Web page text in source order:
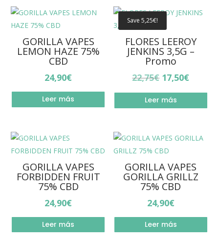
GORILLA VAPES
LEMON HAZE 75%
CBD
24,90€
Leer más
Save5,25€!
FLORES LEEROY
JENKINS 3,5G –
Promo
22,75€ El
precio
original
17,50€El
precio
Leer más
GORILLA VAPES
FORBIDDEN FRUIT
75% CBD
24,90€
Leer más
GORILLA VAPES
GORILLA GRILLZ
75% CBD
24,90€
Leer más